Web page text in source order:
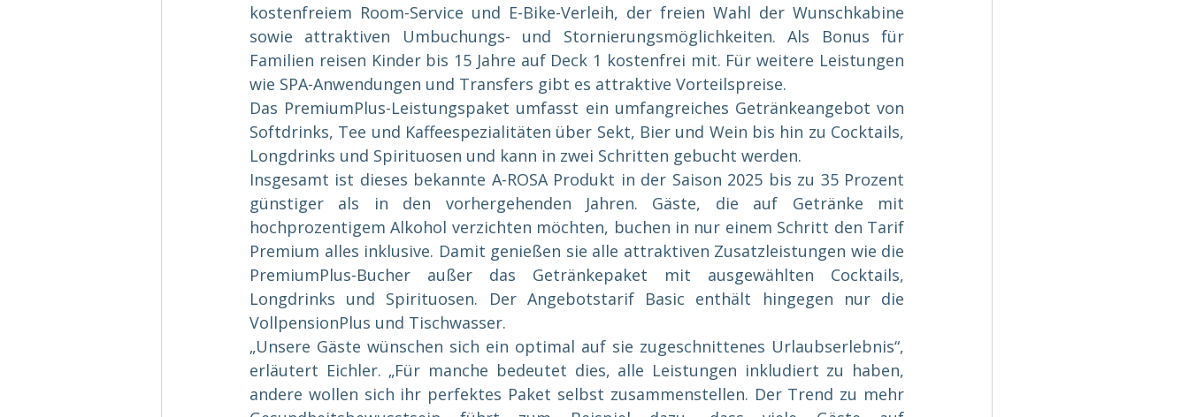
kostenfreiem Room-Service und E-Bike-Verleih, der freien Wahl der Wunschkabine
sowie attraktiven Umbuchungs- und Stornierungsmöglichkeiten. Als Bonus für
Familien reisen Kinder bis 15 Jahre auf Deck 1 kostenfrei mit. Für weitere Leistungen
wie SPA-Anwendungen und Transfers gibt es attraktive Vorteilspreise.
Das PremiumPlus-Leistungspaket umfasst ein umfangreiches Getränkeangebot von
Softdrinks, Tee und Kaffeespezialitäten über Sekt, Bier und Wein bis hin zu Cocktails,
Longdrinks und Spirituosen und kann in zwei Schritten gebucht werden.
Insgesamt ist dieses bekannte A-ROSA Produkt in der Saison 2025 bis zu 35 Prozent
günstiger als in den vorhergehenden Jahren. Gäste, die auf Getränke mit
hochprozentigem Alkohol verzichten möchten, buchen in nur einem Schritt den Tarif
Premium alles inklusive. Damit genießen sie alle attraktiven Zusatzleistungen wie die
PremiumPlus-Bucher außer das Getränkepaket mit ausgewählten Cocktails,
Longdrinks und Spirituosen. Der Angebotstarif Basic enthält hingegen nur die
VollpensionPlus und Tischwasser.
„Unsere Gäste wünschen sich ein optimal auf sie zugeschnittenes Urlaubserlebnis“,
erläutert Eichler. „Für manche bedeutet dies, alle Leistungen inkludiert zu haben,
andere wollen sich ihr perfektes Paket selbst zusammenstellen. Der Trend zu mehr